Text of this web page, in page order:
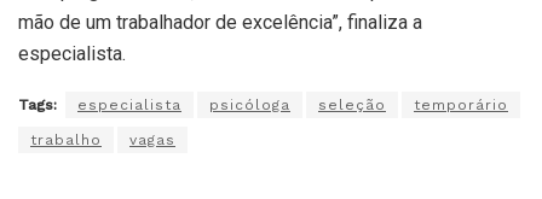
mão de um trabalhador de excelência”, finaliza a
especialista.
Tags: especialista psicóloga seleção temporário
trabalho vagas